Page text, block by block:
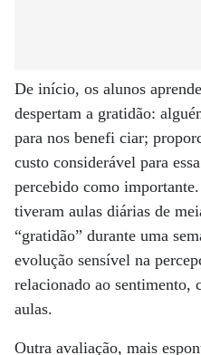
De início, os alunos
despertam a gratidão:
para nos benefi ciar;
custo considerável para
percebido como
tiveram aulas diárias de
“gratidão” durante uma
evolução sensível na
relacionado ao sentimento,
aulas.
Outra avaliação, mais